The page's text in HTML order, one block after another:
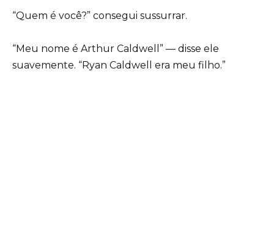
“Quem é você?” consegui sussurrar.
“Meu nome é Arthur Caldwell” — disse ele
suavemente. “Ryan Caldwell era meu filho.”